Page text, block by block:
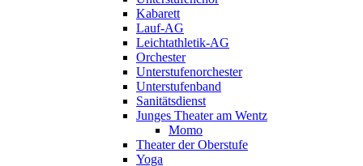
Kabarett
Lauf-AG
Leichtathletik-AG
Orchester
Unterstufenorchester
Unterstufenband
Sanitätsdienst
Junges Theater am Wentz
Momo
Theater der Oberstufe
Yoga